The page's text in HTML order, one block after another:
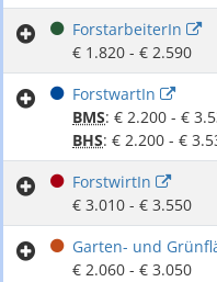
ForstarbeiterIn
€ 1.820 - € 2.590
ForstwartIn
BMS: € 2.200 - €
BHS: € 2.200 - €
ForstwirtIn
€ 3.010 - € 3.550
Garten- und
€ 2.060 - € 3.050